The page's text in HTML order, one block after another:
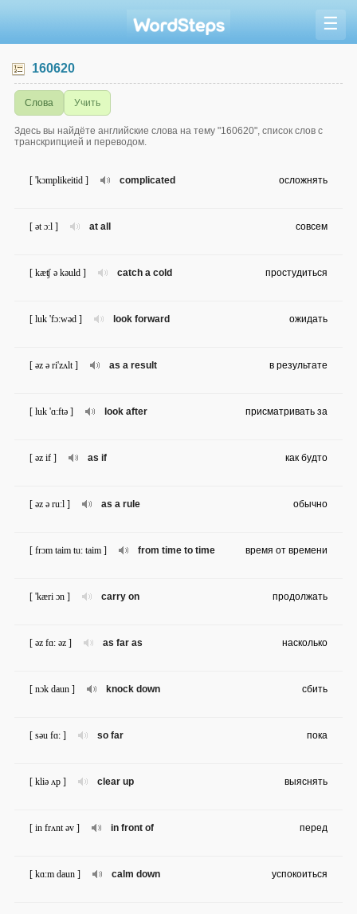
☰
160620
Слова Учить
Здесь вы найдёте английские слова на тему "160620", список слов с
транскрипцией и переводом.
complicated
[ 'kɔmplikeitid ] осложнять
at all
[ ət ɔ:l ] совсем
catch a cold
[ kæʧ ə kəuld ] простудиться
look forward
[ luk 'fɔ:wəd ] ожидать
as a result
[ əz ə ri'zʌlt ] в результате
look after
[ luk 'ɑ:ftə ] присматривать за
as if
[ əz if ] как будто
as a rule
[ əz ə ru:l ] обычно
from time to time
[ frɔm taim tu: taim ] время от времени
carry on
[ 'kæri ɔn ] продолжать
as far as
[ əz fɑ: əz ] насколько
knock down
[ nɔk daun ] сбить
so far
[ səu fɑ: ] пока
clear up
[ kliə ʌp ] выяснять
in front of
[ in frʌnt əv ] перед
calm down
[ kɑ:m daun ] успокоиться